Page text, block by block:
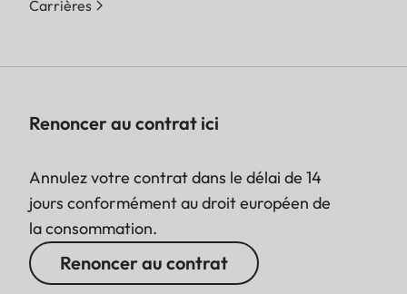
Carrières
Renoncer au contrat ici
Annulez votre contrat dans le délai de 14
jours conformément au droit européen de
la consommation.
Renoncer au contrat